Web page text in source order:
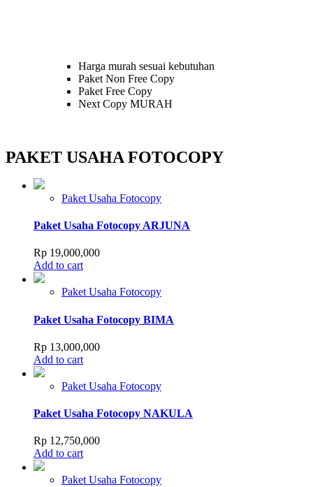
Harga murah sesuai kebutuhan
Paket Non Free Copy
Paket Free Copy
Next Copy MURAH
PAKET USAHA FOTOCOPY
Paket Usaha Fotocopy
Paket Usaha Fotocopy ARJUNA
Rp 19,000,000
Add to cart
Paket Usaha Fotocopy
Paket Usaha Fotocopy BIMA
Rp 13,000,000
Add to cart
Paket Usaha Fotocopy
Paket Usaha Fotocopy NAKULA
Rp 12,750,000
Add to cart
Paket Usaha Fotocopy